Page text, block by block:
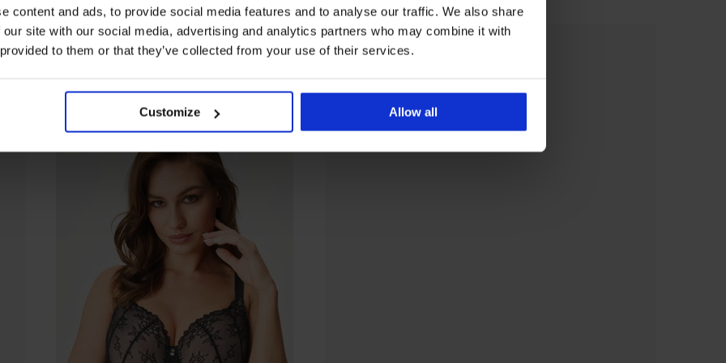
content and ads, to provide social media features and to analyse our traffic. We also share
site with our social media, advertising and analytics partners who may combine it with
to them or that they’ve collected from your use of their services.
Customize Allow all
Aus derselben Kollektion